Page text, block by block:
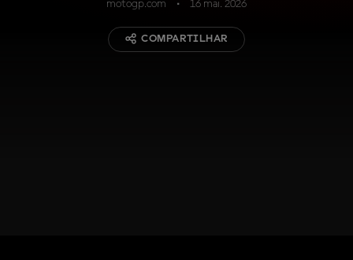
motogp.com 16 mai. 2026
COMPARTILHAR